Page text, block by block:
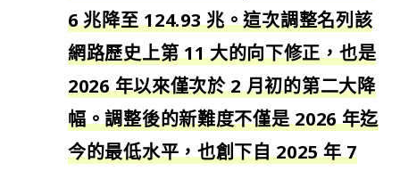
6 兆降至 124.93 兆。這次調整名列該
網路歷史上第 11 大的向下修正，也是
2026 年以來僅次於 2 月初的第二大降
幅。調整後的新難度不僅是 2026 年迄
今的最低水平，也創下自 2025 年 7